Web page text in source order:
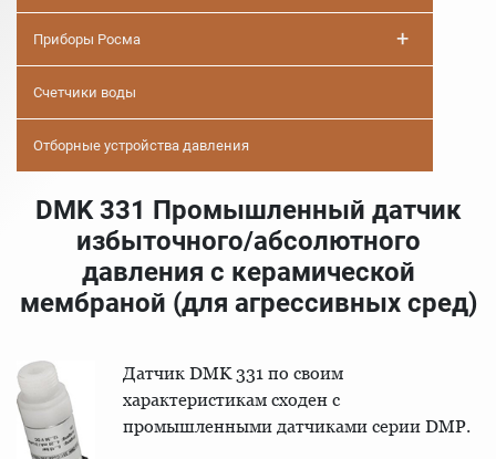
Приборы Росма +
Счетчики воды
Отборные устройства давления
DMK 331 Промышленный датчик
избыточного/абсолютного
давления с керамической
мембраной (для агрессивных сред)
Датчик DMK 331 по своим
характеристикам сходен с
промышленными датчиками серии DMP.